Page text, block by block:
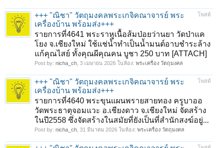
โพสต์
+++ "ณิชา" วัตถุมงคลพระเกจิคณาจารย์ พระ
เครื่องบ้าน พร้อมส่ง+++
รายการที่4641 พระราหูเนื้อส้มป่อยว่านยา วัดป่าแค
โยง จ.เชียงใหม่ ใช้แช่น้ำทำเป็นน้ำมนต์อาบชำระล้าง
แก้คุณไสย์ ทั้งคุณผีคุณคน บูชา 250 บาท [ATTACH]
Post by: nicha_ch 3 เมษายน 2026 ในห้อง: พระเครื่อง วัตถุมงคล
โพสต์
+++ "ณิชา" วัตถุมงคลพระเกจิคณาจารย์ พระ
เครื่องบ้าน พร้อมส่ง+++
รายการที่4640 พระขุนแผนพรายสายทอง ครูบาออ
วัดพระธาตุจอมแวะ อ.เชียงดาว จ.เชียงใหม่ จัดสร้าง
ในปี2558 ซึ่งจัดสร้างในสมัยที่ยังเป็นที่สำนักสงฆ์อยู่...
Post by: nicha_ch 31 มีนาคม 2026 ในห้อง: พระเครื่อง วัตถุมงคล